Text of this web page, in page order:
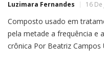
Luzimara Fernandes 16
Composto usado em
pela metade a frequência e
crônica Por Beatriz